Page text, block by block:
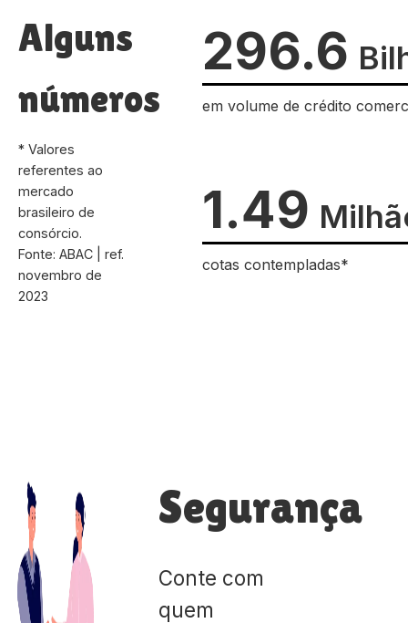
Alguns
números
* Valores
referentes ao
mercado
brasileiro de
consórcio.
Fonte: ABAC | ref.
novembro de
2023
296.6
em volume de crédito
1.49
cotas contempladas*
Segurança
Conte com
quem